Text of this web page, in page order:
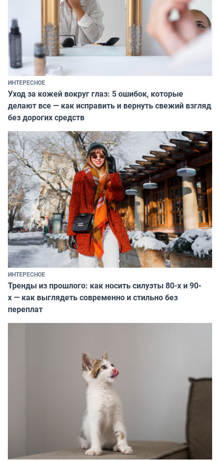
ИНТЕРЕСНОЕ
Уход за кожей вокруг глаз: 5 ошибок, которые
делают все — как исправить и вернуть свежий взгляд
без дорогих средств
ИНТЕРЕСНОЕ
Тренды из прошлого: как носить силуэты 80-х и 90-
х — как выглядеть современно и стильно без
переплат